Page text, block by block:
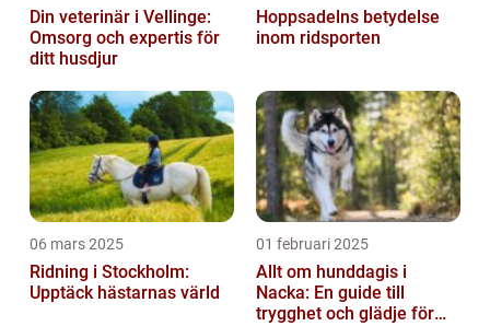
Din veterinär i Vellinge:
Omsorg och expertis för
ditt husdjur
Hoppsadelns betydelse
inom ridsporten
06 mars 2025
Ridning i Stockholm:
Upptäck hästarnas värld
01 februari 2025
Allt om hunddagis i
Nacka: En guide till
trygghet och glädje för